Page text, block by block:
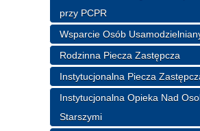
przy PCPR
Wsparcie Osób
Rodzinna Piecza Zastępcza
Instytucjonalna Piecza
Instytucjonalna Opieka Nad
Starszymi